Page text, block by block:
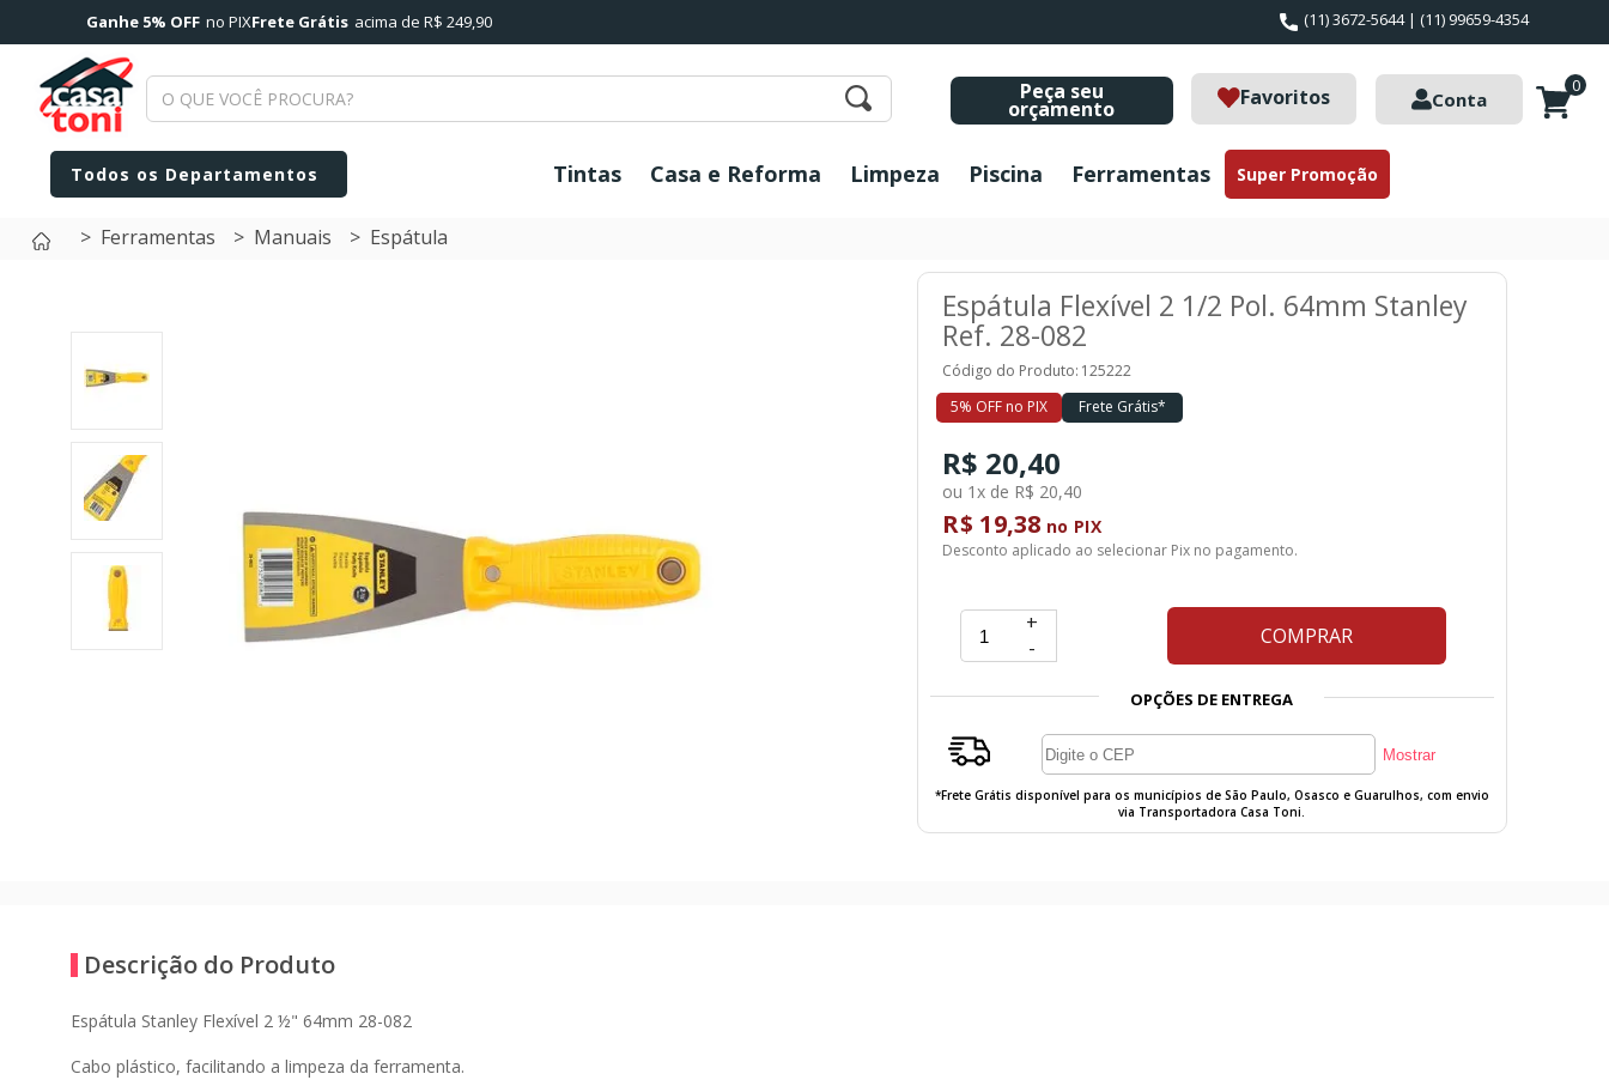
Ganhe 5% OFF no PIXFrete Grátis acima de R$ 249,90 (11) 3672-5644 | (11) 99659-4354
Peça seu
orçamento Favoritos Conta
0
Tintas Casa e Reforma Limpeza Piscina Ferramentas Super Promoção
Ferramentas Manuais Espátula
Espátula Flexível 2 1/2 Pol. 64mm Stanley
Ref. 28-082
Código do Produto: 125222
5% OFF no PIX
Frete Grátis*
R$ 20,40
ou 1x de R$ 20,40
R$ 19,38 no PIX
Desconto aplicado ao selecionar Pix no pagamento.
+
-
COMPRAR
OPÇÕES DE ENTREGA
*Frete Grátis disponível para os municípios de São Paulo, Osasco e Guarulhos, com envio
via Transportadora Casa Toni.
Descrição do Produto
Espátula Stanley Flexível 2 ½" 64mm 28-082
Cabo plástico, facilitando a limpeza da ferramenta.